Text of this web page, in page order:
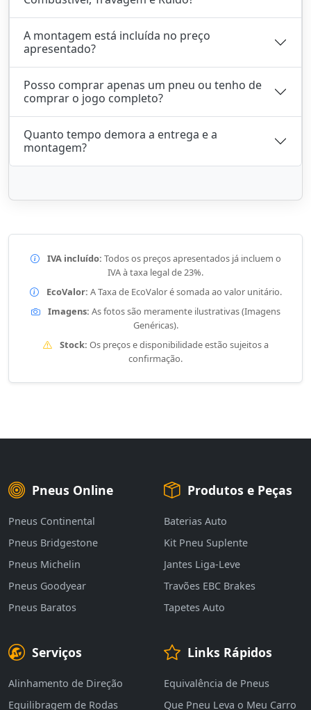
A montagem está incluída no preço
apresentado?
Posso comprar apenas um pneu ou tenho de
comprar o jogo completo?
Quanto tempo demora a entrega e a
montagem?
IVA incluído: Todos os preços apresentados já incluem o
IVA à taxa legal de 23%.
EcoValor: A Taxa de EcoValor é somada ao valor unitário.
Imagens: As fotos são meramente ilustrativas (Imagens
Genéricas).
Stock: Os preços e disponibilidade estão sujeitos a
confirmação.
Pneus Online
Pneus Continental
Pneus Bridgestone
Pneus Michelin
Pneus Goodyear
Pneus Baratos
Produtos e Peças
Baterias Auto
Kit Pneu Suplente
Jantes Liga-Leve
Travões EBC Brakes
Tapetes Auto
Serviços
Alinhamento de Direção
Equilibragem de Rodas
Links Rápidos
Equivalência de Pneus
Que Pneu Leva o Meu Carro